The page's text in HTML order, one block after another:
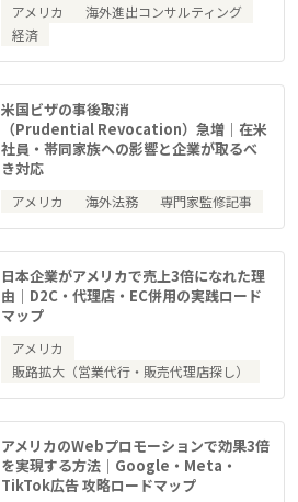
アメリカ
海外進出コンサルティング
経済
米国ビザの事後取消
（Prudential Revocation）急増｜在米
社員・帯同家族への影響と企業が取るべ
き対応
アメリカ 海外法務 専門家監修記事
日本企業がアメリカで売上3倍になれた理
由｜D2C・代理店・EC併用の実践ロード
マップ
アメリカ
販路拡大（営業代行・販売代理店探し）
アメリカのWebプロモーションで効果3倍
を実現する方法｜Google・Meta・
TikTok広告 攻略ロードマップ